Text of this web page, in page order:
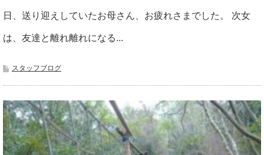
日、送り迎えしていたお母さん、お疲れさまでした。 次女
は、友達と離れ離れになる...
スタッフブログ